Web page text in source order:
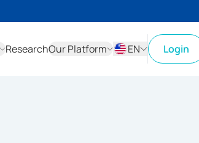
ResearchOur Platform
EN
Login